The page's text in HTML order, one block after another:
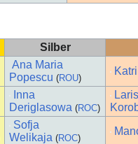
Silber
Ana Maria
Popescu (ROU)
Inna
Deriglasowa (ROC)
Sofja
Welikaja (ROC)